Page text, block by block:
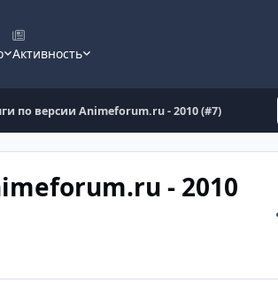
Активность
по версии Animeforum.ru - 2010 (#7)
- 2010